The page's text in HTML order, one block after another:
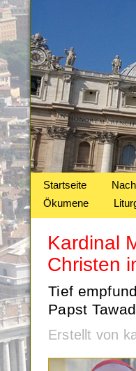
Startseite
Ökumene
Kardinal
Christen
Tief
Papst
Erstellt von